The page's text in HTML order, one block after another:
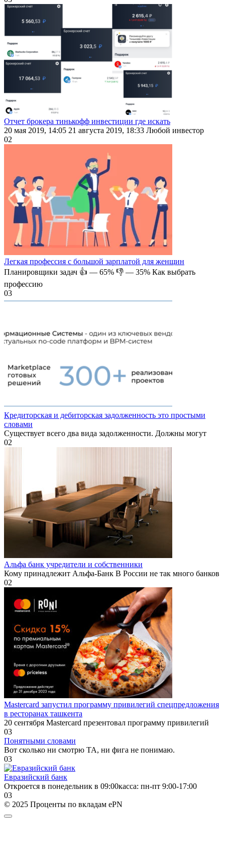
Отчет брокера тинькофф инвестиции где искать
20 мая 2019, 14:05 21 августа 2019, 18:33 Любой инвестор
02
Легкая профессия с большой зарплатой для женщин
Планировщики задач 👍 — 65% 👎 — 35% Как выбрать
профессию
03
Кредиторская и дебиторская задолженность это простыми
словами
Существует всего два вида задолженности. Должны могут
02
Альфа банк учредители и собственники
Кому принадлежит Альфа-Банк В России не так много банков
02
Mastercard запустил программу привилегий спецпредложения
в ресторанах ташкента
20 сентября Mastercard презентовал программу привилегий
03
Понятными словами
Вот сколько ни смотрю ТА, ни фига не понимаю.
03
Евразийский банк
​Откроется в понедельник в 09:00​касса: пн-пт 9:00-17:00
03
© 2025 Проценты по вкладам ePN